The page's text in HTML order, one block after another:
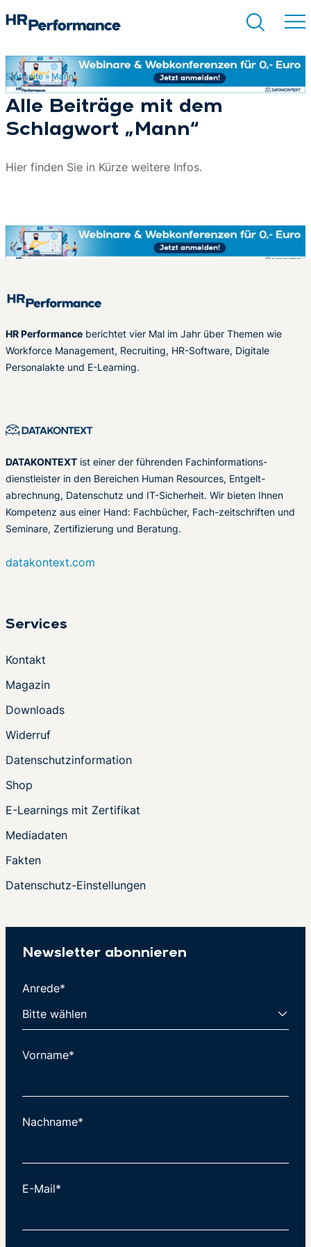
Suchen
Startseite» Mann
Alle Beiträge mit dem
Schlagwort „Mann“
Hier finden Sie in Kürze weitere Infos.
HR Performance berichtet vier Mal im Jahr über Themen wie
Workforce Management, Recruiting, HR-Software, Digitale
Personalakte und E-Learning.
DATAKONTEXT ist einer der führenden Fachinformations-
dienstleister in den Bereichen Human Resources, Entgelt-
abrechnung, Datenschutz und IT-Sicherheit. Wir bieten Ihnen
Kompetenz aus einer Hand: Fachbücher, Fach-zeitschriften und
Seminare, Zertifizierung und Beratung.
datakontext.com
Services
Kontakt
Magazin
Downloads
Widerruf
Datenschutzinformation
Shop
E-Learnings mit Zertifikat
Mediadaten
Fakten
Datenschutz-Einstellungen
Newsletter abonnieren
Anrede*
Vorname*
Nachname*
E-Mail*